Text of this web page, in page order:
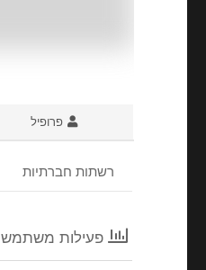
פרופיל
רשתות חברתיות
פעילות משתמש